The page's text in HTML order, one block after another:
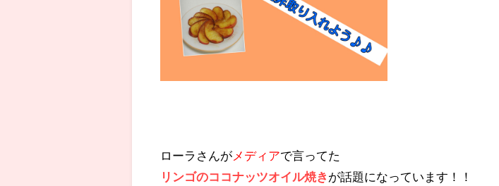
ローラさんがメディアで言ってた
リンゴのココナッツオイル焼きが話題になっています！！